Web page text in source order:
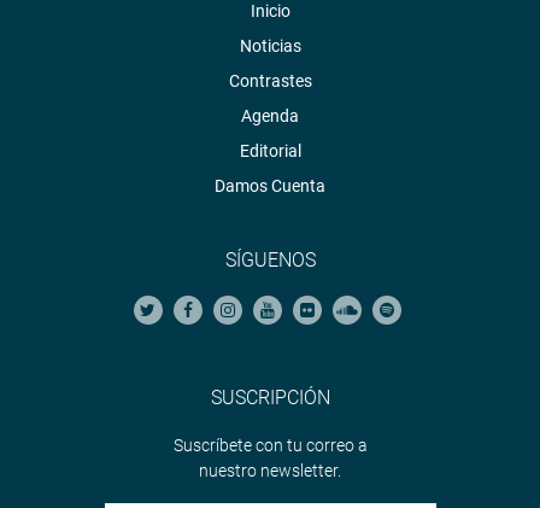
Inicio
Noticias
Contrastes
Agenda
Editorial
Damos Cuenta
SÍGUENOS
SUSCRIPCIÓN
Suscríbete con tu correo a
nuestro newsletter.